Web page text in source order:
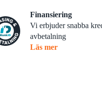
Finansiering
Vi erbjuder snabba
avbetalning
Läs mer